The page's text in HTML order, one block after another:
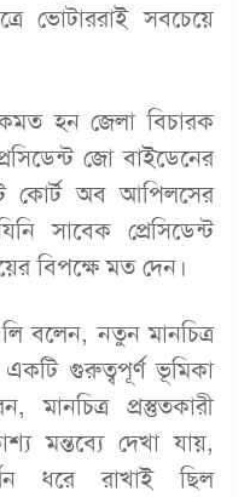
ভোটাররাই সবচেয়ে
হন জেলা বিচারক
জো বাইডেনের
কোর্ট অব আপিলসের
সাবেক প্রেসিডেন্ট
বিপক্ষে মত দেন।
বলেন, নতুন মানচিত্র
একটি গুরুত্বপূর্ণ ভূমিকা
মানচিত্র প্রস্তুতকারী
মন্তব্যে দেখা যায়,
ধরে রাখাই ছিল